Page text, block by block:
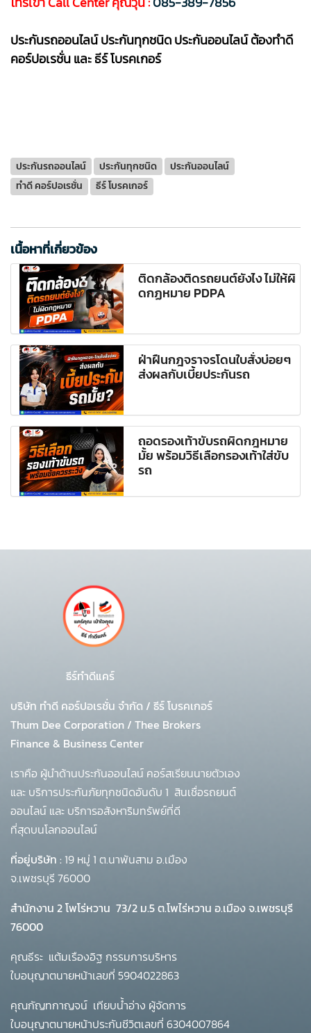
ประกันรถออนไลน์ ประกันทุกชนิด ประกันออนไลน์ ต้องทำดี
คอร์ปอเรชั่น และ ธีร์ โบรคเกอร์
ประกันรถออนไลน์ ประกันทุกชนิด
ประกันออนไลน์
ทำดี คอร์ปอเรชั่น
ธีร์ โบรคเกอร์
เนื้อหาที่เกี่ยวข้อง
ติดกล้องติดรถยนต์ยังไง ไม่ให้ผิ
ดกฏหมาย PDPA
ฝ่าฝืนกฎจราจรโดนใบสั่งบ่อยๆ
ส่งผลกับเบี้ยประกันรถ
ถอดรองเท้าขับรถผิดกฎหมาย
มั้ย พร้อมวิธีเลือกรองเท้าใส่ขับ
รถ
ธีร์ทำดีแคร์
บริษัท ทำดี คอร์ปอเรชั่น จำกัด / ธีร์ โบรคเกอร์
Thum Dee Corporation / Thee Brokers
Finance & Business Center
เราคือ ผู้นำด้านประกันออนไลน์ คอร์สเรียนนายตัวเอง
และ บริการประกันภัยทุกชนิดอันดับ 1 สินเชื่อรถยนต์
ออนไลน์ และ บริการอสังหาริมทรัพย์ที่ดี
ที่สุดบนโลกออนไลน์
ที่อยู่บริษัท : 19 หมู่ 1 ต.นาพันสาม อ.เมือง
จ.เพชรบุรี 76000
สำนักงาน 2 โพโร่หวาน 73/2 ม.5 ต.โพไร่หวาน อ.เมือง จ.เพชรบุรี
76000
คุณธีระ แต้มเรืองอิฐ กรรมการบริหาร
ใบอนุญาตนายหน้าเลขที่ 5904022863
คุณกัญทกาญจน์ เทียบน้ำอ่าง ผู้จัดการ
ใบอนุญาตนายหน้าประกันชีวิตเลขที่ 6304007864